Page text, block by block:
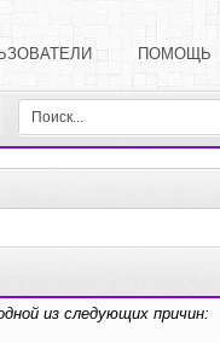
ПОМОЩЬ
из следующих причин: